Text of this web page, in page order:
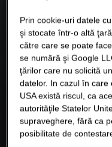
Prin cookie-uri datele
şi stocate într-o altă
către care se poate
se numără şi Google
ţărilor care nu solicită
datelor. In cazul în
USA există riscul, ca
autorităţile Statelor
supraveghere, fără ca
posibilitate de